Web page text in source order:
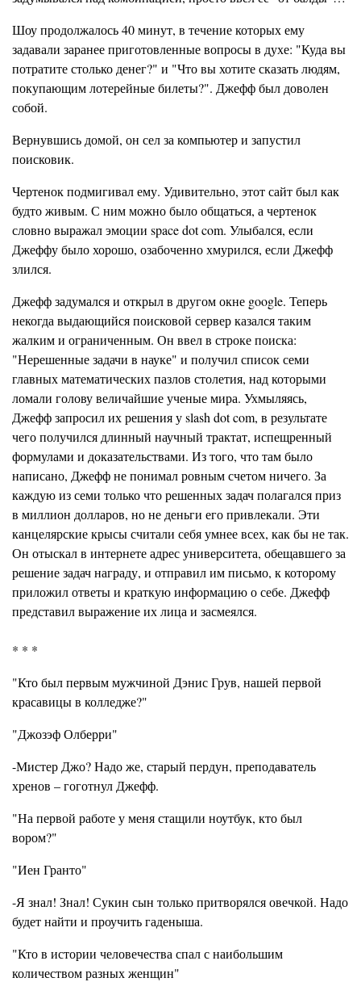
Шоу продолжалось 40 минут, в течение которых ему
задавали заранее приготовленные вопросы в духе: "Куда вы
потратите столько денег?" и "Что вы хотите сказать людям,
покупающим лотерейные билеты?". Джефф был доволен
собой.
Вернувшись домой, он сел за компьютер и запустил
поисковик.
Чертенок подмигивал ему. Удивительно, этот сайт был как
будто живым. С ним можно было общаться, а чертенок
словно выражал эмоции space dot com. Улыбался, если
Джеффу было хорошо, озабоченно хмурился, если Джефф
злился.
Джефф задумался и открыл в другом окне google. Теперь
некогда выдающийся поисковой сервер казался таким
жалким и ограниченным. Он ввел в строке поиска:
"Нерешенные задачи в науке" и получил список семи
главных математических пазлов столетия, над которыми
ломали голову величайшие ученые мира. Ухмыляясь,
Джефф запросил их решения у slash dot com, в результате
чего получился длинный научный трактат, испещренный
формулами и доказательствами. Из того, что там было
написано, Джефф не понимал ровным счетом ничего. За
каждую из семи только что решенных задач полагался приз
в миллион долларов, но не деньги его привлекали. Эти
канцелярские крысы считали себя умнее всех, как бы не так.
Он отыскал в интернете адрес университета, обещавшего за
решение задач награду, и отправил им письмо, к которому
приложил ответы и краткую информацию о себе. Джефф
представил выражение их лица и засмеялся.
* * *
"Кто был первым мужчиной Дэнис Грув, нашей первой
красавицы в колледже?"
"Джозэф Олберри"
-Мистер Джо? Надо же, старый пердун, преподаватель
хренов – гоготнул Джефф.
"На первой работе у меня стащили ноутбук, кто был
вором?"
"Иен Гранто"
-Я знал! Знал! Сукин сын только притворялся овечкой. Надо
будет найти и проучить гаденыша.
"Кто в истории человечества спал с наибольшим
количеством разных женщин"